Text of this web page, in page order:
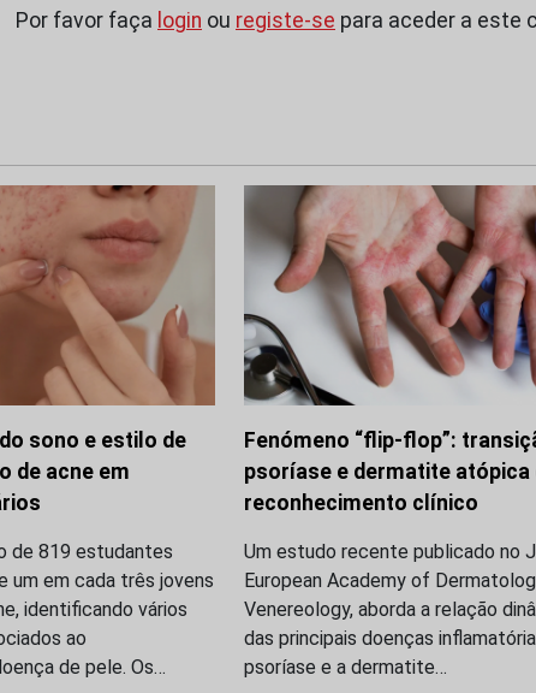
Por favor faça login ou registe-se para aceder a este
sono e estilo de
de acne em
de 819 estudantes
um em cada três jovens
identificando vários
ao
de pele. Os…
Fenómeno “flip-flop”:
psoríase e dermatite atópica
reconhecimento clínico
Um estudo recente publicado no
European Academy of
Venereology, aborda a relação
das principais doenças
psoríase e a dermatite…